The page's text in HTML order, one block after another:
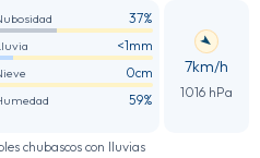
37%
<1mm
0cm
59%
7km/h
1016 hPa
chubascos con lluvias